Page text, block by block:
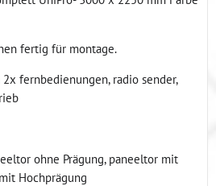
fertig für montage.
fernbedienungen, radio sender,
ohne Prägung, paneeltor mit
Hochprägung